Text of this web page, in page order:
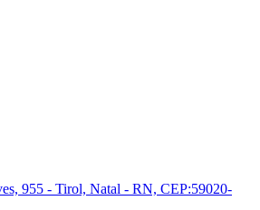
955 - Tirol, Natal - RN, CEP:59020-